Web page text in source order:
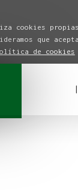
cookies
que
de cookies